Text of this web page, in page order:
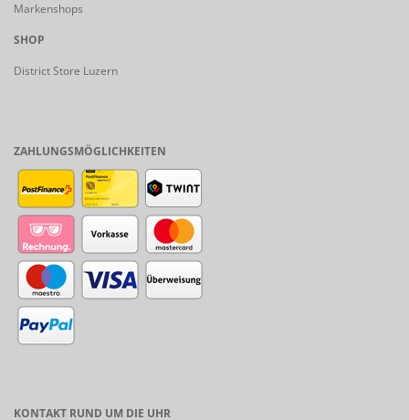
Markenshops
SHOP
District Store Luzern
ZAHLUNGSMÖGLICHKEITEN
KONTAKT RUND UM DIE UHR